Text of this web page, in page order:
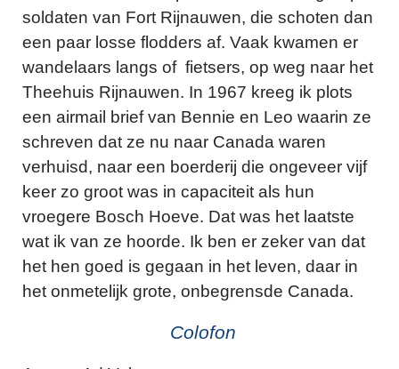
soldaten van Fort Rijnauwen, die schoten dan
een paar losse flodders af. Vaak kwamen er
wandelaars langs of fietsers, op weg naar het
Theehuis Rijnauwen. In 1967 kreeg ik plots
een airmail brief van Bennie en Leo waarin ze
schreven dat ze nu naar Canada waren
verhuisd, naar een boerderij die ongeveer vijf
keer zo groot was in capaciteit als hun
vroegere Bosch Hoeve. Dat was het laatste
wat ik van ze hoorde. Ik ben er zeker van dat
het hen goed is gegaan in het leven, daar in
het onmetelijk grote, onbegrensde Canada.
Colofon